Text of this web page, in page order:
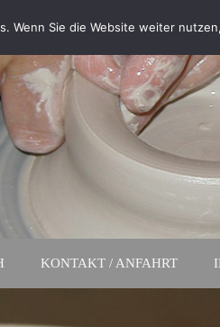
KONTAKT / ANFAHRT
Wenn Sie die Website weiter